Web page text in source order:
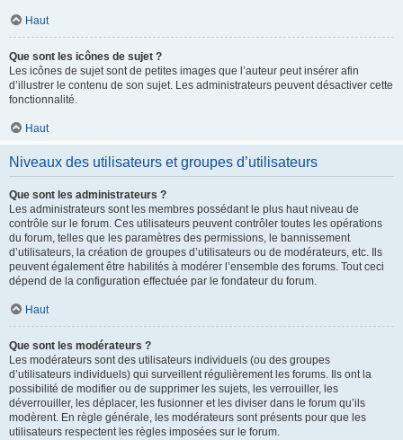
Haut
Que sont les icônes de sujet ?
Les icônes de sujet sont de petites images que l’auteur peut insérer afin
d’illustrer le contenu de son sujet. Les administrateurs peuvent désactiver cette
fonctionnalité.
Haut
Niveaux des utilisateurs et groupes d’utilisateurs
Que sont les administrateurs ?
Les administrateurs sont les membres possédant le plus haut niveau de
contrôle sur le forum. Ces utilisateurs peuvent contrôler toutes les opérations
du forum, telles que les paramètres des permissions, le bannissement
d’utilisateurs, la création de groupes d’utilisateurs ou de modérateurs, etc. Ils
peuvent également être habilités à modérer l’ensemble des forums. Tout ceci
dépend de la configuration effectuée par le fondateur du forum.
Haut
Que sont les modérateurs ?
Les modérateurs sont des utilisateurs individuels (ou des groupes
d’utilisateurs individuels) qui surveillent régulièrement les forums. Ils ont la
possibilité de modifier ou de supprimer les sujets, les verrouiller, les
déverrouiller, les déplacer, les fusionner et les diviser dans le forum qu’ils
modèrent. En règle générale, les modérateurs sont présents pour que les
utilisateurs respectent les règles imposées sur le forum.